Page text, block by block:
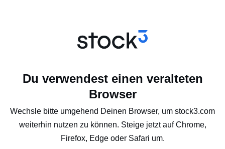
Du verwendest einen veralteten
Browser
Wechsle bitte umgehend Deinen Browser, um stock3.com
weiterhin nutzen zu können. Steige jetzt auf Chrome,
Firefox, Edge oder Safari um.